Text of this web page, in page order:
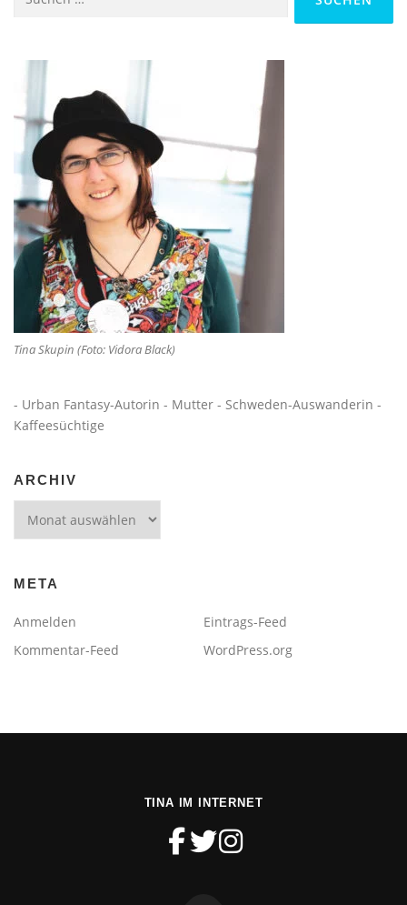
Tina Skupin (Foto: Vidora Black)
- Urban Fantasy-Autorin - Mutter - Schweden-Auswanderin -
Kaffeesüchtige
ARCHIV
META
Anmelden
Eintrags-Feed
Kommentar-Feed
WordPress.org
TINA IM INTERNET